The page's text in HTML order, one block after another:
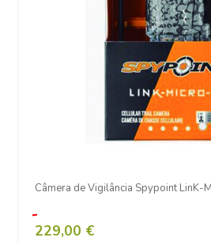
Câmera de Vigilância Spypoint LinK-
229,00 €